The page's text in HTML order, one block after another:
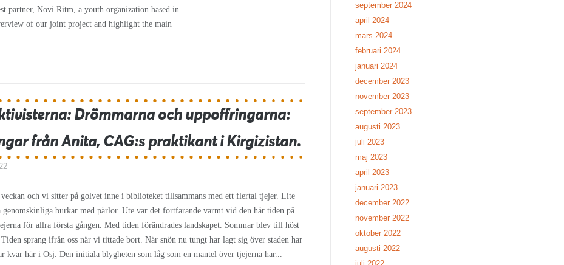
partner, Novi Ritm, a youth organization based in
of our joint project and highlight the main
Drömmarna och uppoffringarna:
från Anita, CAG:s praktikant i Kirgizistan.
och vi sitter på golvet inne i biblioteket tillsammans med ett flertal tjejer. Lite
genomskinliga burkar med pärlor. Ute var det fortfarande varmt vid den här tiden på
för allra första gången. Med tiden förändrades landskapet. Sommar blev till höst
sprang ifrån oss när vi tittade bort. När snön nu tungt har lagt sig över staden har
kvar här i Osj. Den initiala blygheten som låg som en mantel över tjejerna har...
september 2024
april 2024
mars 2024
februari 2024
januari 2024
december 2023
november 2023
september 2023
augusti 2023
juli 2023
maj 2023
april 2023
januari 2023
december 2022
november 2022
oktober 2022
augusti 2022